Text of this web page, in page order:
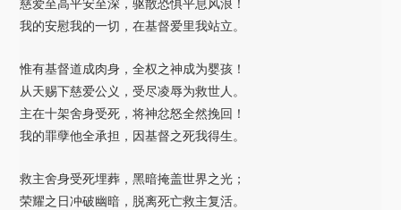
慈爱至高平安至深，驱散恐惧平息风浪！
我的安慰我的一切，在基督爱里我站立。
惟有基督道成肉身，全权之神成为婴孩！
从天赐下慈爱公义，受尽凌辱为救世人。
主在十架舍身受死，将神忿怒全然挽回！
我的罪孽他全承担，因基督之死我得生。
救主舍身受死埋葬，黑暗掩盖世界之光；
荣耀之日冲破幽暗，脱离死亡救主复活。